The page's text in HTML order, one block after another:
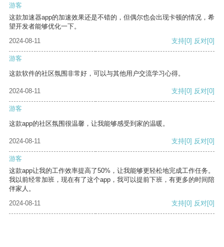
游客
这款加速器app的加速效果还是不错的，但偶尔也会出现卡顿的情况，希
望开发者能够优化一下。
2024-08-11
支持[0] 反对[0]
游客
这款软件的社区氛围非常好，可以与其他用户交流学习心得。
2024-08-11 支持[0] 反对[0]
游客
这款app的社区氛围很温馨，让我能够感受到家的温暖。
2024-08-11 支持[0] 反对[0]
游客
这款app让我的工作效率提高了50%，让我能够更轻松地完成工作任务。
我以前经常加班，现在有了这个app，我可以提前下班，有更多的时间陪
伴家人。
2024-08-11
支持[0] 反对[0]